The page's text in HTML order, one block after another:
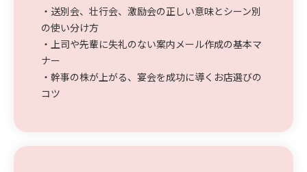
・送別会、壮行会、激励会の正しい意味とシーン別
の使い分け方
・上司や先輩に失礼のない案内メール作成の基本マ
ナー
・幹事の株が上がる、宴会を成功に導くお店選びの
コツ